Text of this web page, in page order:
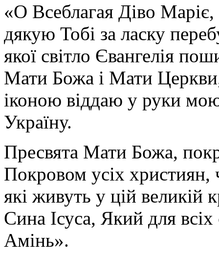
«О Всеблагая Діво
дякую Тобі за ласку
якої світло Євангелія
Мати Божа і Мати
іконою віддаю у руки
Україну.
Пресвята Мати Божа,
Покровом усіх християн,
які живуть у цій великій
Сина Ісуса, Який для
Амінь».